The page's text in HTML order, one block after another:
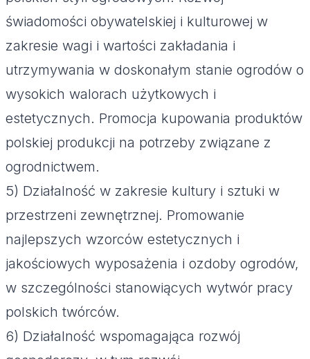
świadomości obywatelskiej i kulturowej w
zakresie wagi i wartości zakładania i
utrzymywania w doskonałym stanie ogrodów o
wysokich walorach użytkowych i
estetycznych. Promocja kupowania produktów
polskiej produkcji na potrzeby związane z
ogrodnictwem.
5) Działalność w zakresie kultury i sztuki w
przestrzeni zewnętrznej. Promowanie
najlepszych wzorców estetycznych i
jakościowych wyposażenia i ozdoby ogrodów,
w szczególności stanowiących wytwór pracy
polskich twórców.
6) Działalność wspomagająca rozwój